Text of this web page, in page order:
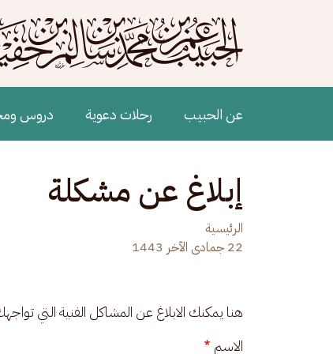
Main navigation
عن الحبيب رحلات دعوية دروس
إبلاغ عن مشكلة
الرئيسية
22 جمادى الآخر 1443
هنا يمكنك الابلاغ عن المشاكل الفنية التي
الاسم